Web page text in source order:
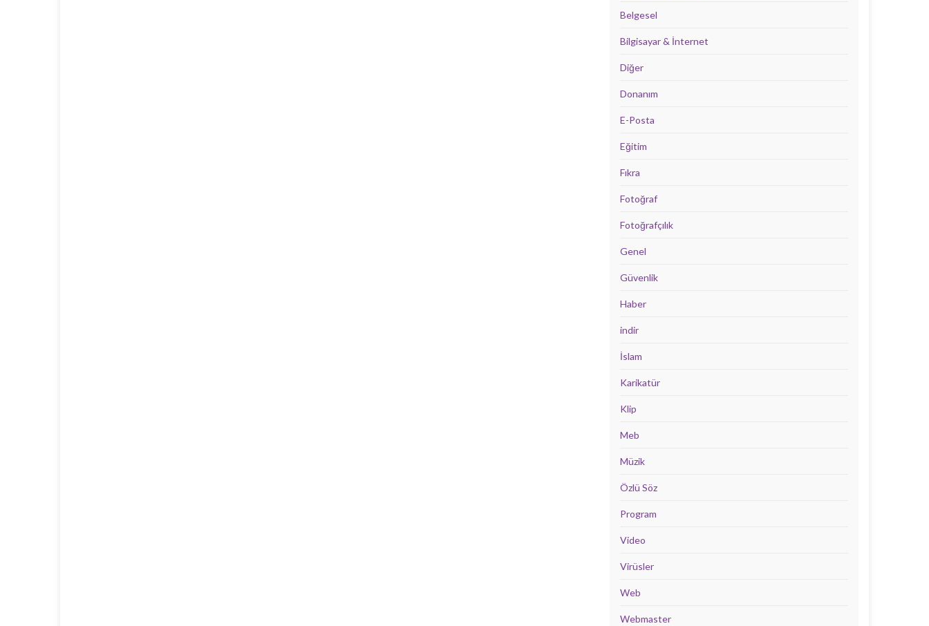
Belgesel
Bilgisayar & İnternet
Diğer
Donanım
E-Posta
Eğitim
Fıkra
Fotoğraf
Fotoğrafçılık
Genel
Güvenlik
Haber
indir
İslam
Karikatür
Klip
Meb
Müzik
Özlü Söz
Program
Video
Virüsler
Web
Webmaster